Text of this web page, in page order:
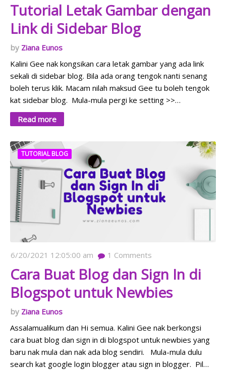
Tutorial Letak Gambar dengan
Link di Sidebar Blog
Ziana Eunos
Kalini Gee nak kongsikan cara letak gambar yang ada link
sekali di sidebar blog. Bila ada orang tengok nanti senang
boleh terus klik. Macam nilah maksud Gee tu boleh tengok
kat sidebar blog. Mula-mula pergi ke setting >>…
Read more
TUTORIAL BLOG
6/20/2021 12:05:00 am 1 Comments
Cara Buat Blog dan Sign In di
Blogspot untuk Newbies
Ziana Eunos
Assalamualikum dan Hi semua. Kalini Gee nak berkongsi
cara buat blog dan sign in di blogspot untuk newbies yang
baru nak mula dan nak ada blog sendiri. Mula-mula dulu
search kat google login blogger atau sign in blogger. Pil…